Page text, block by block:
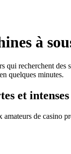
à
recherchent des
quelques minutes.
et intenses
de casino